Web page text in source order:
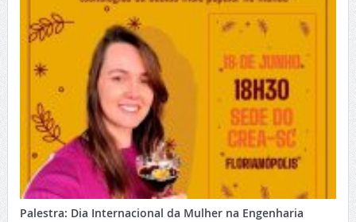
Palestra: Dia Internacional da Mulher na Engenharia